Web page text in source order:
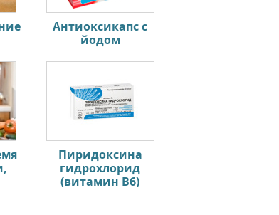
Антиоксикапс с
йодом
Пиридоксина
гидрохлорид
(витамин В6)